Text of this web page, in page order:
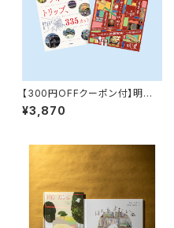
【300円OFFクーポン付】明里
の世界セット『ちば、しみ、じみ。
時を編む宿』『昭和ディープ街ト
¥3,870